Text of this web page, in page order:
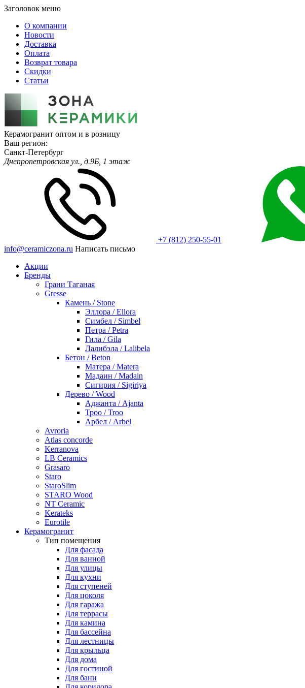
Заголовок меню
О компании
Новости
Доставка
Оплата
Возврат товара
Скидки
Статьи
Керамогранит оптом и в розницу
Ваш регион:
Санкт-Петербург
Днепропетровская ул., д.9Б, 1 этаж
+7 (812) 250-55-01
info@ceramiczona.ru Написать письмо
Акции
Бренды
Грани Таганая
Gresse
Камень / Stone
Эллора / Ellora
Симбел / Simbel
Петра / Petra
Гила / Gila
Лалибэла / Lalibela
Бетон / Beton
Матера / Matera
Мадаин / Madain
Сигирия / Sigiriya
Дерево / Wood
Аджанта / Ajanta
Троо / Troo
Арбел / Arbel
Avroria
Atlas concorde
Kerranova
LB Ceramics
Grasaro
Staro
StaroSlim
STARO Wood
NT Ceramic
Kerateks
Eurotile
Керамогранит
Тип помещения
Для фасада
Для ванной
Для улицы
Для кухни
Для ступеней
Для цоколя
Для гаража
Для террасы
Для камина
Для бассейна
Для лестницы
Для крыльца
Для дома
Для гостиной
Для бани